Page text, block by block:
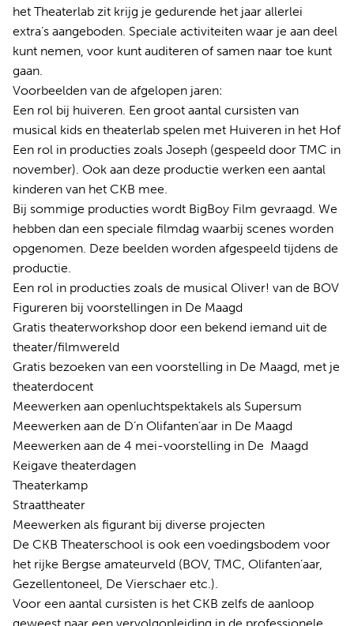
het Theaterlab zit krijg je gedurende het jaar allerlei
extra’s aangeboden. Speciale activiteiten waar je aan deel
kunt nemen, voor kunt auditeren of samen naar toe kunt
gaan.
Voorbeelden van de afgelopen jaren:
Een rol bij huiveren. Een groot aantal cursisten van
musical kids en theaterlab spelen met Huiveren in het Hof
Een rol in producties zoals Joseph (gespeeld door TMC in
november). Ook aan deze productie werken een aantal
kinderen van het CKB mee.
Bij sommige producties wordt BigBoy Film gevraagd. We
hebben dan een speciale filmdag waarbij scenes worden
opgenomen. Deze beelden worden afgespeeld tijdens de
productie.
Een rol in producties zoals de musical Oliver! van de BOV
Figureren bij voorstellingen in De Maagd
Gratis theaterworkshop door een bekend iemand uit de
theater/filmwereld
Gratis bezoeken van een voorstelling in De Maagd, met je
theaterdocent
Meewerken aan openluchtspektakels als Supersum
Meewerken aan de D’n Olifanten’aar in De Maagd
Meewerken aan de 4 mei-voorstelling in De Maagd
Keigave theaterdagen
Theaterkamp
Straattheater
Meewerken als figurant bij diverse projecten
De CKB Theaterschool is ook een voedingsbodem voor
het rijke Bergse amateurveld (BOV, TMC, Olifanten’aar,
Gezellentoneel, De Vierschaer etc.).
Voor een aantal cursisten is het CKB zelfs de aanloop